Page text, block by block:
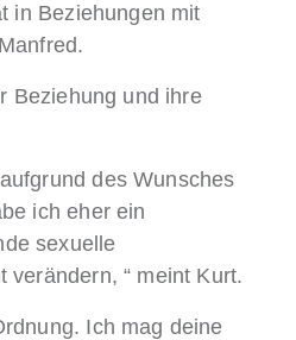
in Beziehungen mit
Beziehung und ihre
des Wunsches
ich eher ein
sexuelle
“ meint Kurt.
Ich mag deine